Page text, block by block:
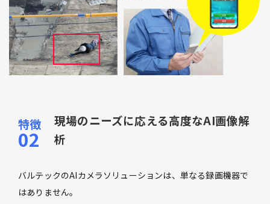
現場のニーズに応える高度なAI画像解
析
バルテックのAIカメラソリューションは、単なる録画機器で
はありません。